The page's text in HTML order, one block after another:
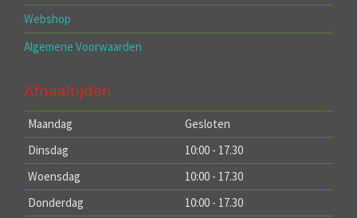
Webshop
Algemene Voorwaarden
Afhaaltijden
Maandag
Gesloten
Dinsdag
10:00 - 17.30
Woensdag
10:00 - 17.30
Donderdag
10:00 - 17.30